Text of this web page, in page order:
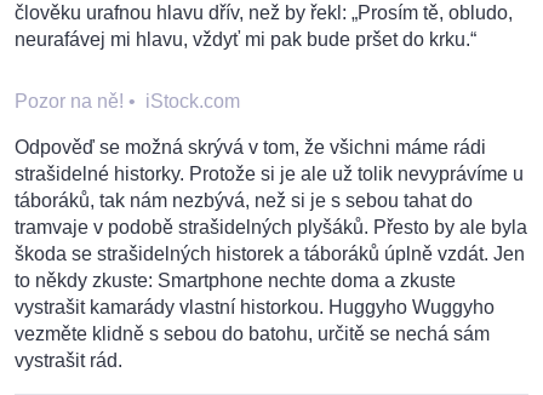
člověku urafnou hlavu dřív, než by řekl: „Prosím tě, obludo,
neurafávej mi hlavu, vždyť mi pak bude pršet do krku.“
Pozor na ně! • iStock.com
Odpověď se možná skrývá v tom, že všichni máme rádi
strašidelné historky. Protože si je ale už tolik nevyprávíme u
táboráků, tak nám nezbývá, než si je s sebou tahat do
tramvaje v podobě strašidelných plyšáků. Přesto by ale byla
škoda se strašidelných historek a táboráků úplně vzdát. Jen
to někdy zkuste: Smartphone nechte doma a zkuste
vystrašit kamarády vlastní historkou. Huggyho Wuggyho
vezměte klidně s sebou do batohu, určitě se nechá sám
vystrašit rád.